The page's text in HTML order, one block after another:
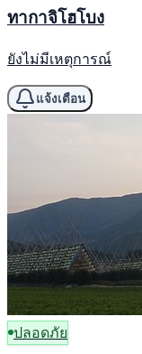
ทากาจิโฮโบง
ยังไม่มีเหตุการณ์
แจ้งเตือน
ปลอดภัย